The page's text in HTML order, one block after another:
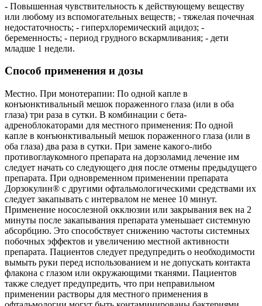
- Повышенная чувствительность к действующему веществу
или любому из вспомогательных веществ; - тяжелая почечная
недостаточность; - гиперхлоремический ацидоз; -
беременность; - период грудного вскармливания; - дети
младше 1 недели.
Способ применения и дозы
Местно. При монотерапии: По одной капле в
конъюнктивальный мешок пораженного глаза (или в оба
глаза) три раза в сутки. В комбинации с бета-
адреноблокаторами для местного применения: По одной
капле в конъюнктивальный мешок пораженного глаза (или в
оба глаза) два раза в сутки. При замене какого-либо
противоглаукомного препарата на дорзоламид лечение им
следует начать со следующего дня после отмены предыдущего
препарата. При одновременном применении препарата
Дорзокулин® с другими офтальмологическими средствами их
следует закапывать с интервалом не менее 10 минут.
Применение носослезной окклюзии или закрывания век на 2
минуты после закапывания препарата уменьшает системную
абсорбцию. Это способствует снижению частоты системных
побочных эффектов и увеличению местной активности
препарата. Пациентов следует предупредить о необходимости
вымыть руки перед использованием и не допускать контакта
флакона с глазом или окружающими тканями. Пациентов
также следует предупредить, что при неправильном
применении растворы для местного применения в